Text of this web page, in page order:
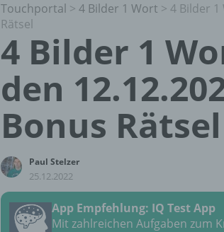
Touchportal > 4 Bilder 1 Wort > 4 Bilder 1
Rätsel
4 Bilder 1
den
Bonus Rätsel
Paul Stelzer
25.12.2022
App Empfehlung: IQ Test App
Mit zahlreichen Aufgaben zum